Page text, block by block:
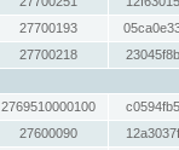
27700193
27700218
2769510000100
27600090